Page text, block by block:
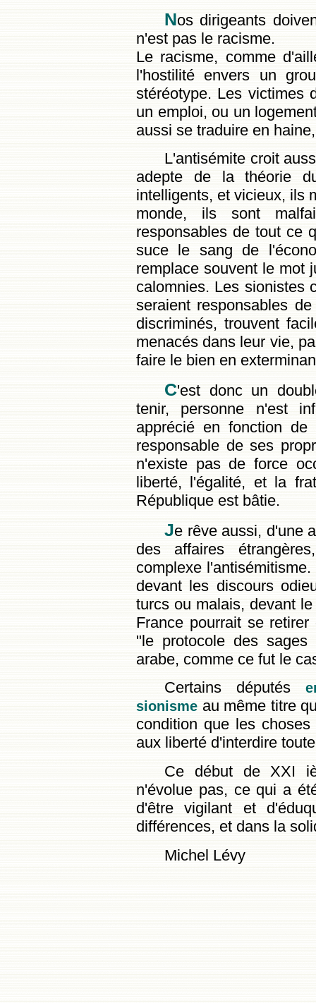
Nos dirigeants
n'est pas le racisme.
Le racisme, comme
l'hostilité envers un
stéréotype. Les victimes
un emploi, ou un
aussi se traduire en
L'antisémite croit
adepte de la théorie
intelligents, et vicieux, ils
monde, ils sont
responsables de tout ce
suce le sang de
remplace souvent le mot
calomnies. Les sionistes
seraient responsables
discriminés, trouvent
menacés dans leur vie,
faire le bien en
C'est donc un
tenir, personne n'est
apprécié en fonction
responsable de ses
n'existe pas de force
liberté, l'égalité, et la
République est bâtie.
Je rêve aussi, d'une
des affaires
complexe
devant les discours
turcs ou malais, devant
France pourrait se
"le protocole des
arabe, comme ce fut le
Certains députés
sionisme au même titre
condition que les
aux liberté d'interdire
Ce début de XXI
n'évolue pas, ce qui a
d'être vigilant et
différences, et dans la
Michel Lévy